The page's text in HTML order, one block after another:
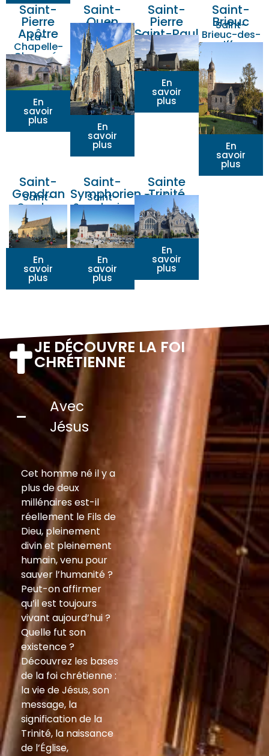
Saint-
Pierre
Apôtre
La-
Chapelle-
Chaussée
En
savoir
plus
Saint-
Ouen
Les Iffs
En
savoir
plus
Saint-
Pierre
Saint-Paul
Québriac
En
savoir
plus
Saint-
Brieuc
Saint-
Brieuc-des-
Iffs
En
savoir
plus
Saint-
Gondran
Saint-
Gondran
En
savoir
plus
Saint-
Symphorien
Saint-
Symphorien
En
savoir
plus
Sainte
Trinité
Tinténiac
En
savoir
plus
JE DÉCOUVRE LA FOI
CHRÉTIENNE
Avec
Jésus
Cet homme né il y a
plus de deux
millénaires est-il
réellement le Fils de
Dieu, pleinement
divin et pleinement
humain, venu pour
sauver l’humanité ?
Peut-on affirmer
qu’il est toujours
vivant aujourd’hui ?
Quelle fut son
existence ?
Découvrez les bases
de la foi chrétienne :
la vie de Jésus, son
message, la
signification de la
Trinité, la naissance
de l’Église,